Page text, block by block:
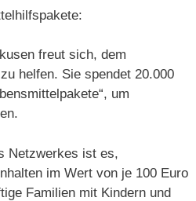
freut sich, dem
helfen. Sie spendet 20.000
um
Netzwerkes ist es,
im Wert von je 100 Euro
Familien mit Kindern und